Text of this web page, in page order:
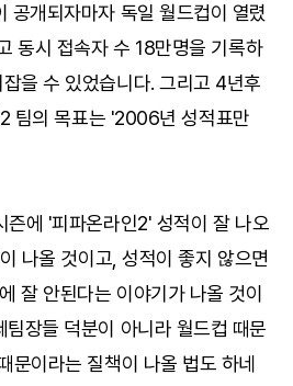
공개되자마자 독일 월드컵이 열렸
동시 접속자 수 18만명을 기록하
을 수 있었습니다. 그리고 4년후
팀의 목표는 '2006년 성적표만
즌에 '피파온라인2' 성적이 잘 나오
나올 것이고, 성적이 좋지 않으면
잘 안된다는 이야기가 나올 것이
팀장들 덕분이 아니라 월드컵 때문
문이라는 질책이 나올 법도 하네